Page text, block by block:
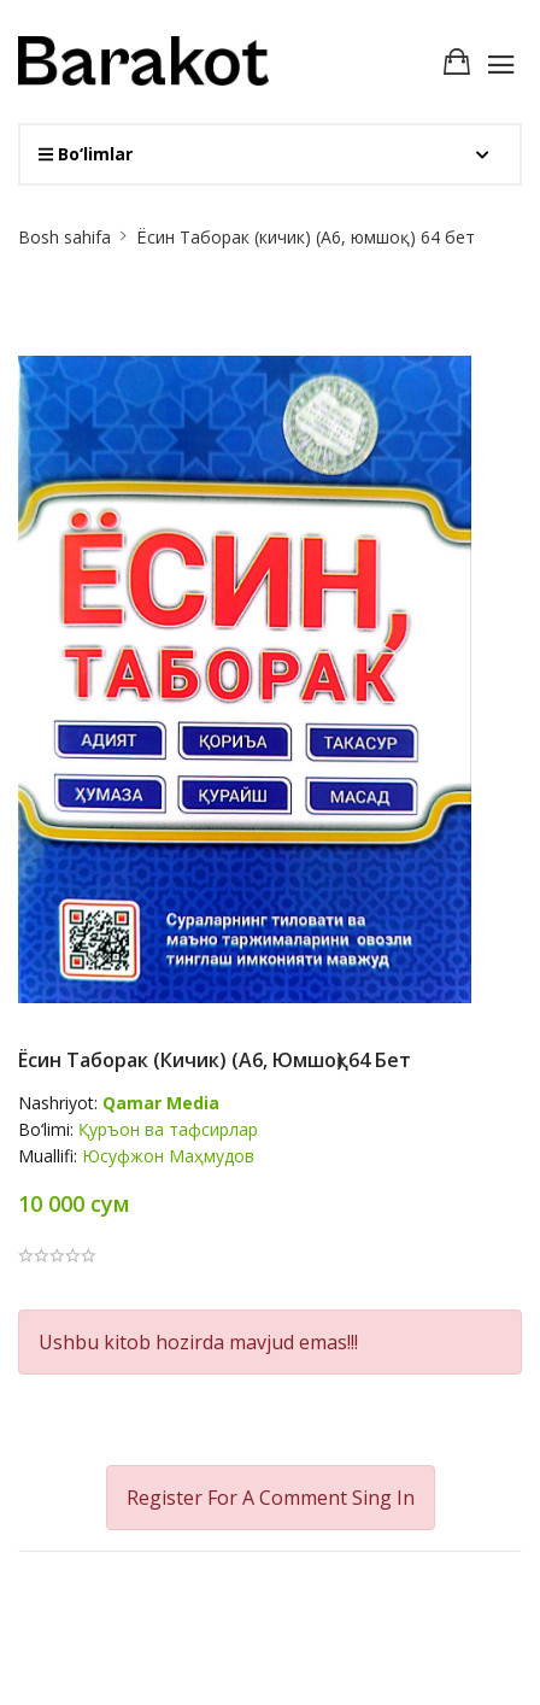
Bo‘limlar
Breadcrumb
Bosh sahifa Ёсин Таборак (кичик) (А6, юмшоқ) 64 бет
Ёсин Таборак (кичик) (А6, Юмшоқ) 64 Бет
Nashriyot: Qamar Media
Bo‘limi: Қуръон ва тафсирлар
Muallifi: Юсуфжон Маҳмудов
10 000 сум
Product
Summery
Ushbu kitob hozirda mavjud emas!!!
Register For A CommentSing In